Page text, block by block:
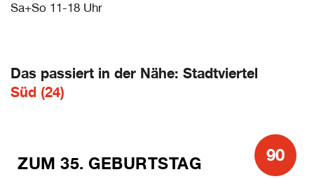
Sa+So 11-18 Uhr
Das passiert in der Nähe: Stadtviertel
Süd (24)
90
ZUM 35. GEBURTSTAG